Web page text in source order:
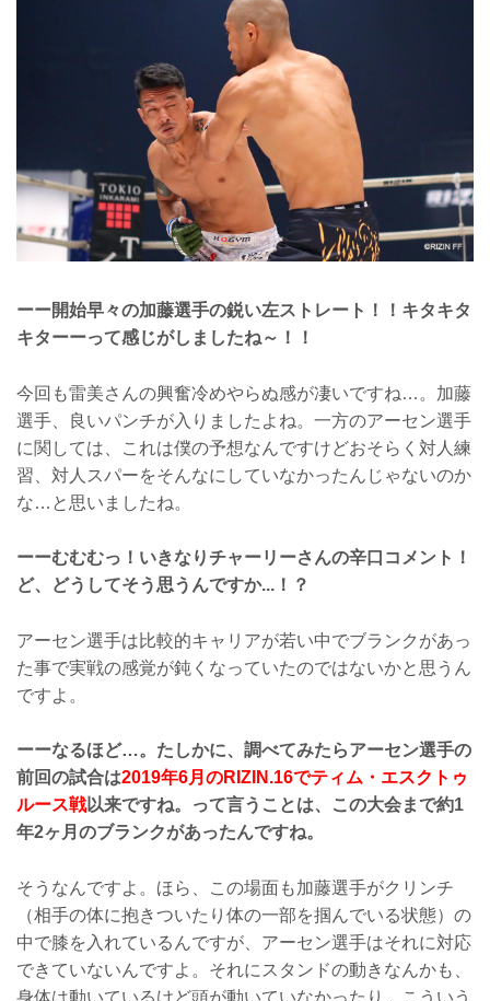
ーー開始早々の加藤選手の鋭い左ストレート！！キタキタ
キターーって感じがしましたね～！！
今回も雷美さんの興奮冷めやらぬ感が凄いですね…。加藤
選手、良いパンチが入りましたよね。一方のアーセン選手
に関しては、これは僕の予想なんですけどおそらく対人練
習、対人スパーをそんなにしていなかったんじゃないのか
な…と思いましたね。
ーーむむむっ！いきなりチャーリーさんの辛口コメント！
ど、どうしてそう思うんですか...！？
アーセン選手は比較的キャリアが若い中でブランクがあっ
た事で実戦の感覚が鈍くなっていたのではないかと思うん
ですよ。
ーーなるほど…。たしかに、調べてみたらアーセン選手の
前回の試合は2019年6月のRIZIN.16でティム・エスクトゥ
ルース戦以来ですね。って言うことは、この大会まで約1
年2ヶ月のブランクがあったんですね。
そうなんですよ。ほら、この場面も加藤選手がクリンチ
（相手の体に抱きついたり体の一部を掴んでいる状態）の
中で膝を入れているんですが、アーセン選手はそれに対応
できていないんですよ。それにスタンドの動きなんかも、
身体は動いているけど頭が動いていなかったり、こういう